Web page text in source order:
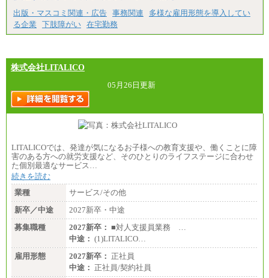
間に応じて、時間外手当等を支給。
エリアサポート職 月給188,000円
■（株）JTBグローバルマーケティング＆トラベル
訪日事業職 月給202,000～227,000円＋地域間調整
給
※詳細はJTBキャリアサイトよりご確認ください。
■(株)JTBビジネストランスフォーム
総合職 月給205,000～225,000円＋地域間調整給
※詳細はJTBキャリアサイトよりご確認ください。
■(株)JTBデータサービス ※2027年新卒募集終了
※詳細はJTBキャリアサイトよりご確認ください。
■I&Jデジタルイノベーション(株)
総合職 月給224,500～242,600円＋地域手当
※詳細はJTBキャリアサイトよりご確認ください。
＜有期社員コース＞
■(株)JTBビジネストランスフォーム
有期契約職 月給185,000～195,000円
※詳細はJTBキャリアサイトよりご確認ください。
出版・マスコミ関連・広告 事務関連
多様な雇用形態を導入してい
る企業
下肢障がい 在宅勤務
株式会社LITALICO
05月26日更新
LITALICOでは、発達が気になるお子様への教育支援や、働くことに障
害のある方への就労支援など、そのひとりのライフステージに合わせ
た個別最適なサービス…
続きを読む
業種
サービス/その他
新卒／中途
2027新卒・中途
募集職種
2027新卒： ■対人支援員業務 …
中途： (1)LITALICO…
雇用形態
2027新卒： 正社員
中途： 正社員/契約社員